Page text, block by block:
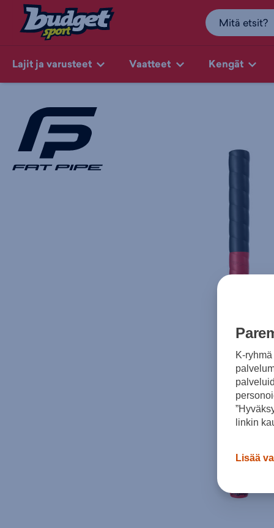
Lajit ja varusteet Vaatteet Kengät
K-
linkin
Lisää